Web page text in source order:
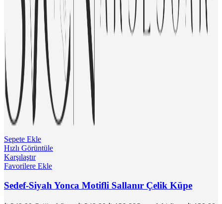
Sepete Ekle
Hızlı Görüntüle
Karşılaştır
Favorilere Ekle
Sedef-Siyah Yonca Motifli Sallanır Çelik Küpe